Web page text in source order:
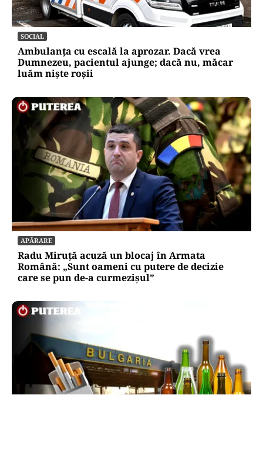
SOCIAL
Ambulanța cu escală la aprozar. Dacă vrea
Dumnezeu, pacientul ajunge; dacă nu, măcar
luăm niște roșii
APĂRARE
Radu Miruță acuză un blocaj în Armata
Română: „Sunt oameni cu putere de decizie
care se pun de-a curmezișul”